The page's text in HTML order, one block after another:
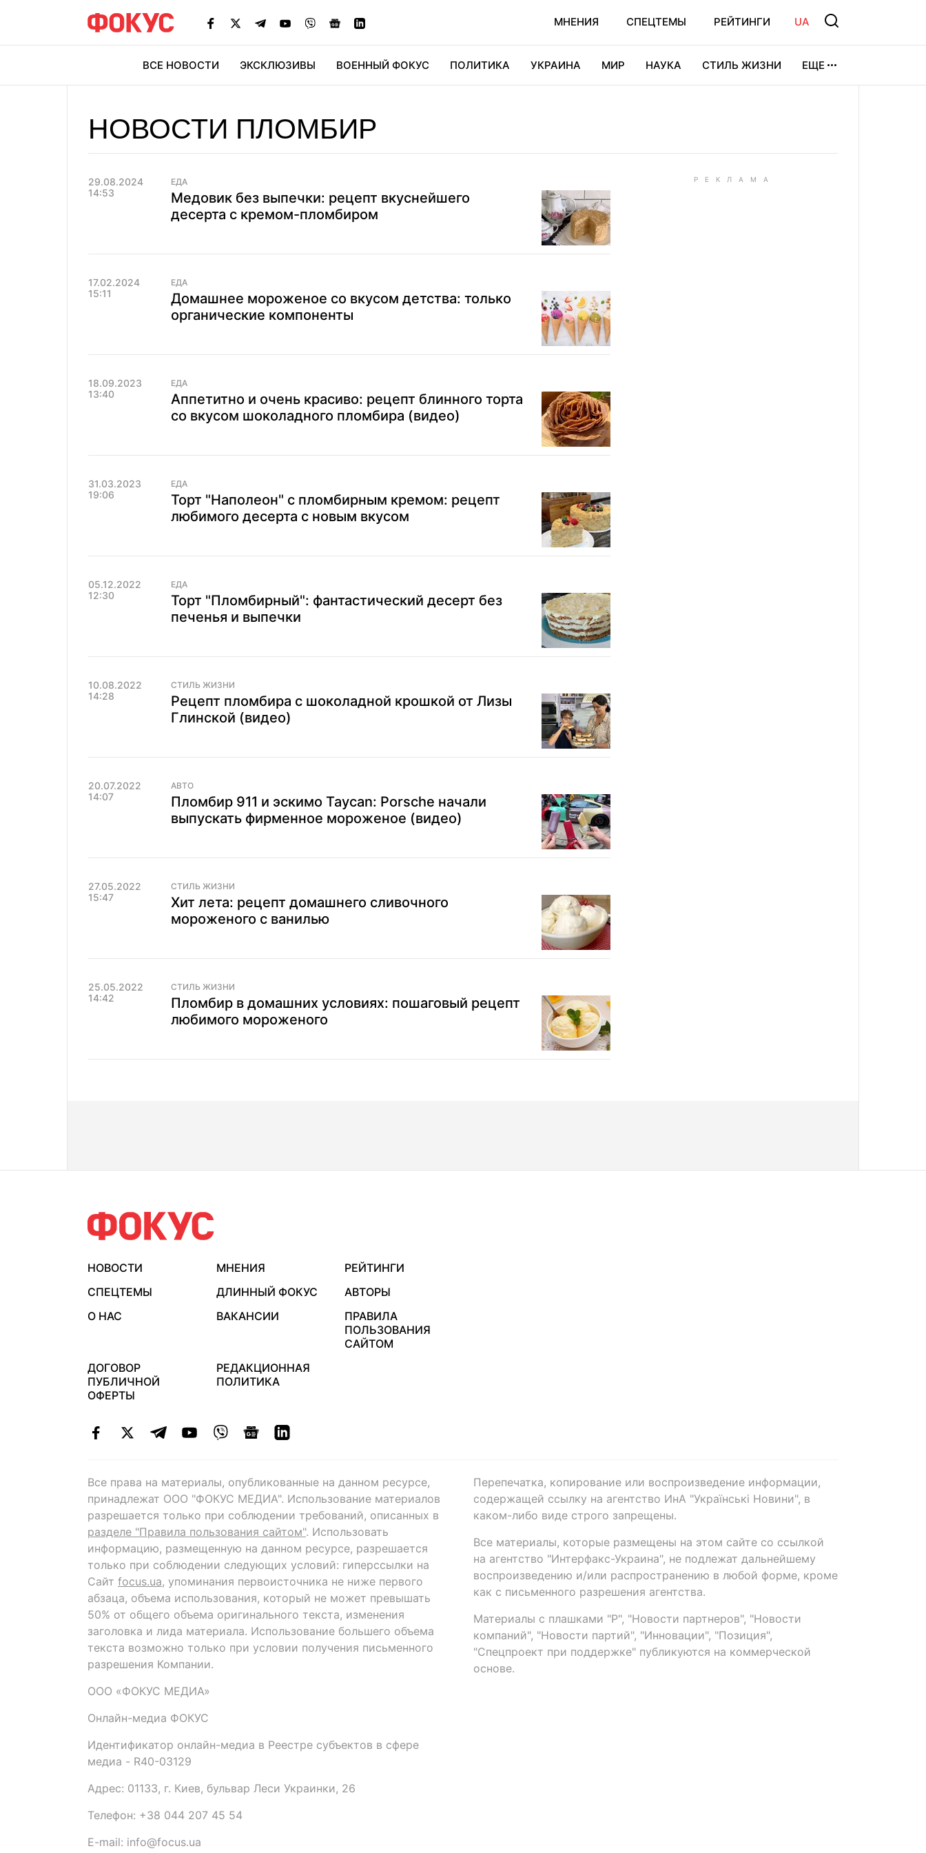
МНЕНИЯ СПЕЦТЕМЫ РЕЙТИНГИ UA
ВСЕ НОВОСТИ ЭКСКЛЮЗИВЫ ВОЕННЫЙ ФОКУС ПОЛИТИКА УКРАИНА МИР НАУКА СТИЛЬ ЖИЗНИ ЕЩЕ
НОВОСТИ ПЛОМБИР
29.08.2024
14:53
ЕДА
Медовик без выпечки: рецепт вкуснейшего
десерта с кремом-пломбиром
17.02.2024
15:11
ЕДА
Домашнее мороженое со вкусом детства: только
органические компоненты
18.09.2023
13:40
ЕДА
Аппетитно и очень красиво: рецепт блинного торта
со вкусом шоколадного пломбира (видео)
31.03.2023
19:06
ЕДА
Торт "Наполеон" с пломбирным кремом: рецепт
любимого десерта с новым вкусом
05.12.2022
12:30
ЕДА
Торт "Пломбирный": фантастический десерт без
печенья и выпечки
10.08.2022
14:28
СТИЛЬ ЖИЗНИ
Рецепт пломбира с шоколадной крошкой от Лизы
Глинской (видео)
20.07.2022
14:07
АВТО
Пломбир 911 и эскимо Taycan: Porsche начали
выпускать фирменное мороженое (видео)
27.05.2022
15:47
СТИЛЬ ЖИЗНИ
Хит лета: рецепт домашнего сливочного
мороженого с ванилью
25.05.2022
14:42
СТИЛЬ ЖИЗНИ
Пломбир в домашних условиях: пошаговый рецепт
любимого мороженого
НОВОСТИ МНЕНИЯ
РЕЙТИНГИ
СПЕЦТЕМЫ
ДЛИННЫЙ ФОКУС
АВТОРЫ
О НАС
ВАКАНСИИ
ПРАВИЛА
ПОЛЬЗОВАНИЯ
САЙТОМ
ДОГОВОР
ПУБЛИЧНОЙ
ОФЕРТЫ
РЕДАКЦИОННАЯ
ПОЛИТИКА
Все права на материалы, опубликованные на данном ресурсе,
принадлежат ООО "ФОКУС МЕДИА". Использование материалов
разрешается только при соблюдении требований, описанных в
разделе "Правила пользования сайтом". Использовать
информацию, размещенную на данном ресурсе, разрешается
только при соблюдении следующих условий: гиперссылки на
Сайт focus.ua, упоминания первоисточника не ниже первого
абзаца, объема использования, который не может превышать
50% от общего объема оригинального текста, изменения
заголовка и лида материала. Использование большего объема
текста возможно только при условии получения письменного
разрешения Компании.
ООО «ФОКУС МЕДИА»
Онлайн-медиа ФОКУС
Идентификатор онлайн-медиа в Реестре субъектов в сфере
медиа - R40-03129
Адрес: 01133, г. Киев, бульвар Леси Украинки, 26
Телефон: +38 044 207 45 54
E-mail: info@focus.ua
Перепечатка, копирование или воспроизведение информации,
содержащей ссылку на агентство ИнА "Українські Новини", в
каком-либо виде строго запрещены.
Все материалы, которые размещены на этом сайте со ссылкой
на агентство "Интерфакс-Украина", не подлежат дальнейшему
воспроизведению и/или распространению в любой форме, кроме
как с письменного разрешения агентства.
Материалы с плашками "Р", "Новости партнеров", "Новости
компаний", "Новости партий", "Инновации", "Позиция",
"Спецпроект при поддержке" публикуются на коммерческой
основе.